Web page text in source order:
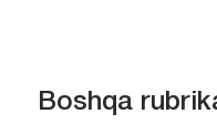
Boshqa